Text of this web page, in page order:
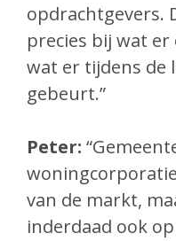
opdrachtgevers.
precies bij wat er
wat er tijdens de
gebeurt.”
Peter:
van de markt,
inderdaad ook